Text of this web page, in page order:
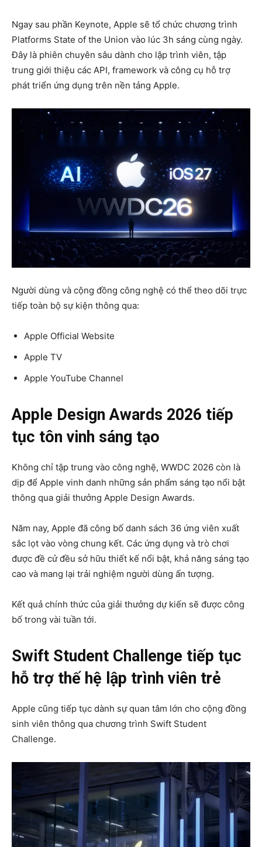
Ngay sau phần Keynote, Apple sẽ tổ chức chương trình
Platforms State of the Union vào lúc 3h sáng cùng ngày.
Đây là phiên chuyên sâu dành cho lập trình viên, tập
trung giới thiệu các API, framework và công cụ hỗ trợ
phát triển ứng dụng trên nền tảng Apple.
Người dùng và cộng đồng công nghệ có thể theo dõi trực
tiếp toàn bộ sự kiện thông qua:
Apple Official Website
Apple TV
Apple YouTube Channel
Apple Design Awards 2026 tiếp
tục tôn vinh sáng tạo
Không chỉ tập trung vào công nghệ, WWDC 2026 còn là
dịp để Apple vinh danh những sản phẩm sáng tạo nổi bật
thông qua giải thưởng Apple Design Awards.
Năm nay, Apple đã công bố danh sách 36 ứng viên xuất
sắc lọt vào vòng chung kết. Các ứng dụng và trò chơi
được đề cử đều sở hữu thiết kế nổi bật, khả năng sáng tạo
cao và mang lại trải nghiệm người dùng ấn tượng.
Kết quả chính thức của giải thưởng dự kiến sẽ được công
bố trong vài tuần tới.
Swift Student Challenge tiếp tục
hỗ trợ thế hệ lập trình viên trẻ
Apple cũng tiếp tục dành sự quan tâm lớn cho cộng đồng
sinh viên thông qua chương trình Swift Student
Challenge.